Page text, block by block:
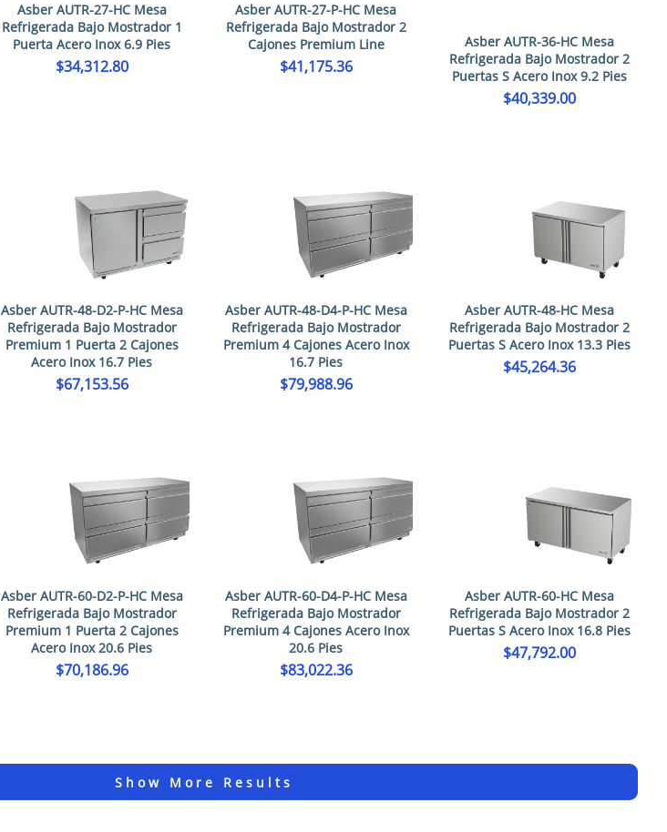
Asber AUTR-27-HC Mesa
Refrigerada Bajo Mostrador 1
Puerta Acero Inox 6.9 Pies
$34,312.80
Asber AUTR-27-P-HC Mesa
Refrigerada Bajo Mostrador 2
Cajones Premium Line
$41,175.36
Asber AUTR-36-HC Mesa
Refrigerada Bajo Mostrador 2
Puertas S Acero Inox 9.2 Pies
$40,339.00
Asber AUTR-48-D2-P-HC Mesa
Refrigerada Bajo Mostrador
Premium 1 Puerta 2 Cajones
Acero Inox 16.7 Pies
$67,153.56
Asber AUTR-48-D4-P-HC Mesa
Refrigerada Bajo Mostrador
Premium 4 Cajones Acero Inox
16.7 Pies
$79,988.96
Asber AUTR-48-HC Mesa
Refrigerada Bajo Mostrador 2
Puertas S Acero Inox 13.3 Pies
$45,264.36
Asber AUTR-60-D2-P-HC Mesa
Refrigerada Bajo Mostrador
Premium 1 Puerta 2 Cajones
Acero Inox 20.6 Pies
$70,186.96
Asber AUTR-60-D4-P-HC Mesa
Refrigerada Bajo Mostrador
Premium 4 Cajones Acero Inox
20.6 Pies
$83,022.36
Asber AUTR-60-HC Mesa
Refrigerada Bajo Mostrador 2
Puertas S Acero Inox 16.8 Pies
$47,792.00